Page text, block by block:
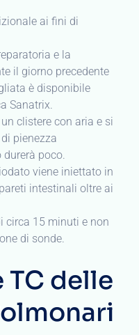
ai fini di
e la
il giorno precedente
è disponibile
Sanatrix.
clistere con aria e si
pienezza
poco.
viene iniettato in
intestinali oltre ai
circa 15 minuti e non
di sonde.
TC delle